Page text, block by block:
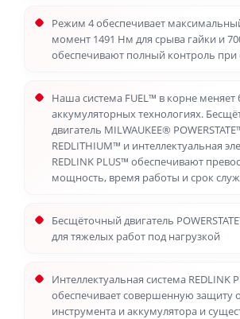
Режим 4 обеспечивает
момент 1491 Нм для срыва гайки и
обеспечивают полный контроль при
Наша система FUEL™ в корне меняет
аккумуляторных технологиях.
двигатель MILWAUKEE®
REDLITHIUM™ и интеллектуальная
REDLINK PLUS™ обеспечивают
мощность, время работы и срок
Бесщёточный двигатель
для тяжелых работ под нагрузкой
Интеллектуальная система REDLINK
обеспечивает совершенную защиту
инструмента и аккумулятора и